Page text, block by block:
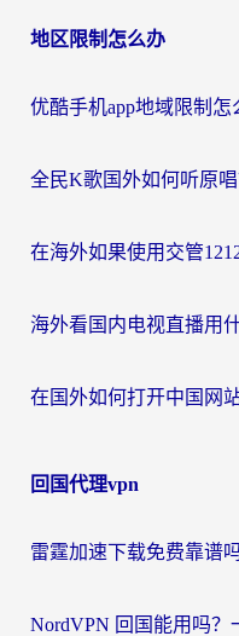
地区限制怎么办
回国代理vpn